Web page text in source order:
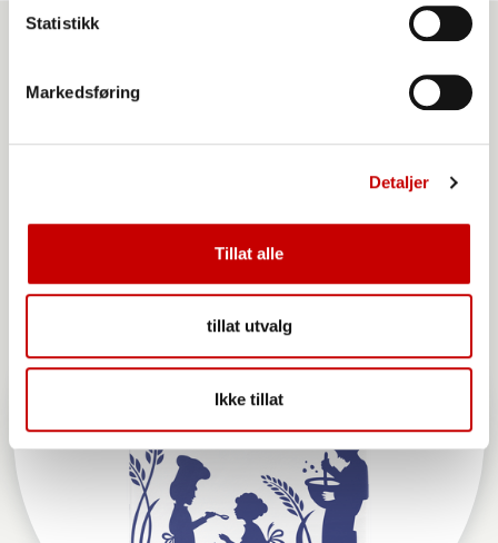
Statistikk
Markedsføring
Detaljer
Tillat alle
tillat utvalg
Ikke tillat
Produkter du kan benytte